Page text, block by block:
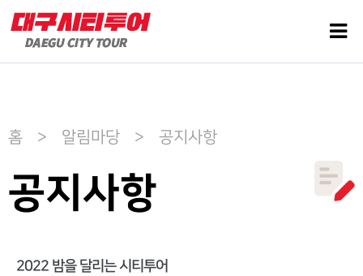
홈 > 알림마당 > 공지사항
공지사항
2022 밤을 달리는 시티투어